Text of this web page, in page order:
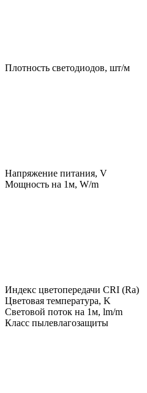
Плотность светодиодов, шт/м
Напряжение питания, V
Мощность на 1м, W/m
Индекс цветопередачи CRI (Ra)
Цветовая температура, K
Световой поток на 1м, lm/m
Класс пылевлагозащиты